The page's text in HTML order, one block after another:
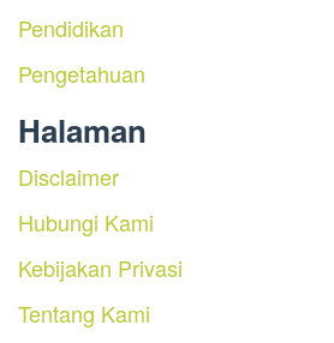
Pendidikan
Pengetahuan
Halaman
Disclaimer
Hubungi Kami
Kebijakan Privasi
Tentang Kami